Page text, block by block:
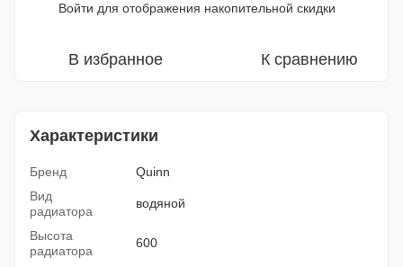
Войти для отображения накопительной скидки
В избранное К сравнению
Характеристики
Бренд
Quinn
Вид
радиатора
водяной
Высота
радиатора
600